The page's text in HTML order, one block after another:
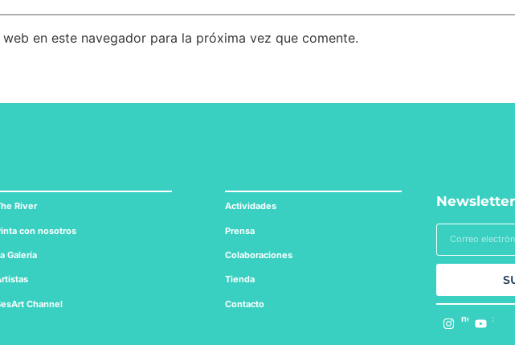
en este navegador para la próxima vez que comente.
River
con nosotros
Galería
Channel
Actividades
Prensa
Colaboraciones
Tienda
Contacto
Newsletter
Síguenos en: